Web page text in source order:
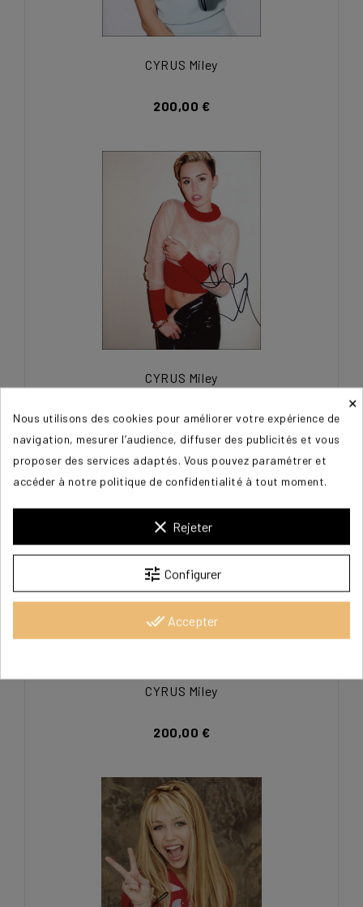
CYRUS Miley
200,00 €
CYRUS Miley
300,00 €
CYRUS Miley
200,00 €
×
Nous utilisons des cookies pour améliorer votre expérience de
navigation, mesurer l’audience, diffuser des publicités et vous
proposer des services adaptés. Vous pouvez paramétrer et
accéder à notre politique de confidentialité à tout moment.
clear Rejeter
tune Configurer
done_all Accepter